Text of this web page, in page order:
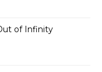
of Infinity